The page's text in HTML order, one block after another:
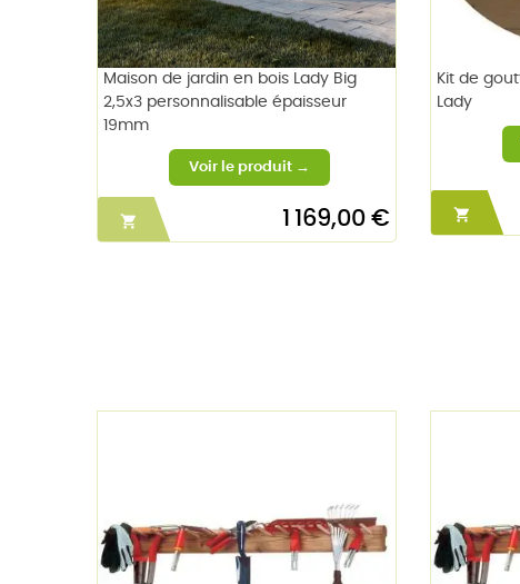
Maison de jardin en bois Lady Big
2,5x3 personnalisable épaisseur
19mm
 1 169,00 €
Kit de
Lady
